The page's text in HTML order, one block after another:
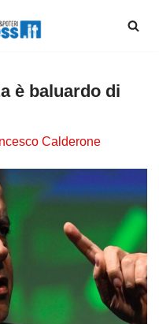
è baluardo di
Calderone